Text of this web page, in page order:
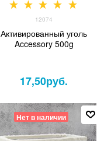
12074
Активированный уголь
Accessory 500g
17,50руб.
Нет в наличии